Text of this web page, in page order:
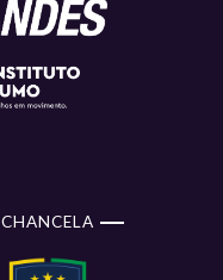
CHANCELA